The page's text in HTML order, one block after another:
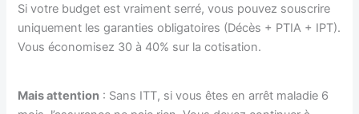
Si votre budget est vraiment serré, vous pouvez souscrire
uniquement les garanties obligatoires (Décès + PTIA + IPT).
Vous économisez 30 à 40% sur la cotisation.
Mais attention : Sans ITT, si vous êtes en arrêt maladie 6